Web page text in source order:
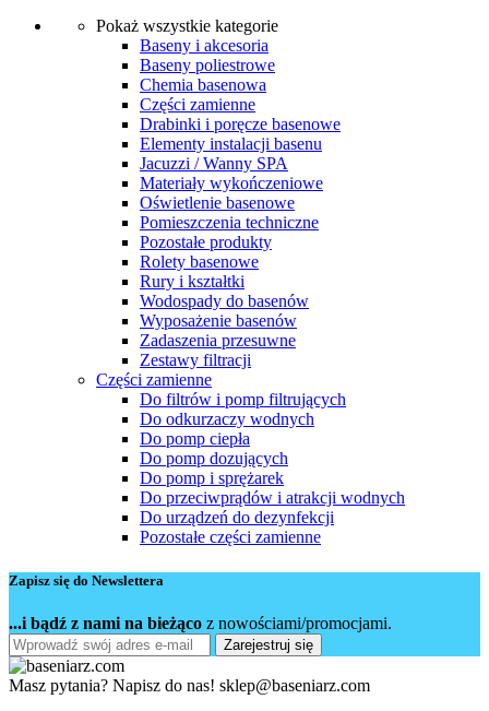
Pokaż wszystkie kategorie
Baseny i akcesoria
Baseny poliestrowe
Chemia basenowa
Części zamienne
Drabinki i poręcze basenowe
Elementy instalacji basenu
Jacuzzi / Wanny SPA
Materiały wykończeniowe
Oświetlenie basenowe
Pomieszczenia techniczne
Pozostałe produkty
Rolety basenowe
Rury i kształtki
Wodospady do basenów
Wyposażenie basenów
Zadaszenia przesuwne
Zestawy filtracji
Części zamienne
Do filtrów i pomp filtrujących
Do odkurzaczy wodnych
Do pomp ciepła
Do pomp dozujących
Do pomp i sprężarek
Do przeciwprądów i atrakcji wodnych
Do urządzeń do dezynfekcji
Pozostałe części zamienne
Zapisz się do Newslettera
...i bądź z nami na bieżąco z nowościami/promocjami.
Zarejestruj się
Masz pytania? Napisz do nas! sklep@baseniarz.com